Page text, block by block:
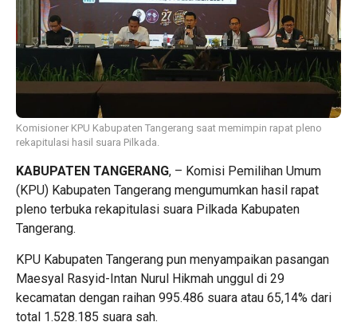
Komisioner KPU Kabupaten Tangerang saat memimpin rapat pleno
rekapitulasi hasil suara Pilkada.
KABUPATEN TANGERANG, – Komisi Pemilihan Umum
(KPU) Kabupaten Tangerang mengumumkan hasil rapat
pleno terbuka rekapitulasi suara Pilkada Kabupaten
Tangerang.
KPU Kabupaten Tangerang pun menyampaikan pasangan
Maesyal Rasyid-Intan Nurul Hikmah unggul di 29
kecamatan dengan raihan 995.486 suara atau 65,14% dari
total 1.528.185 suara sah.